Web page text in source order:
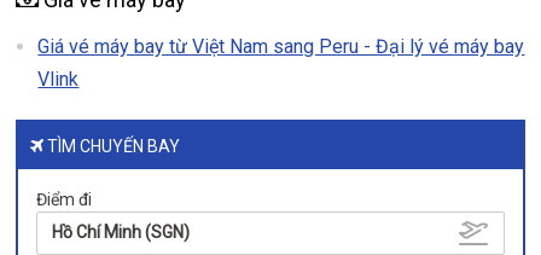
Giá vé máy bay từ Việt Nam sang Peru - Đại lý vé máy bay
Vlink
TÌM CHUYẾN BAY
Điểm đi
Hồ Chí Minh (SGN)